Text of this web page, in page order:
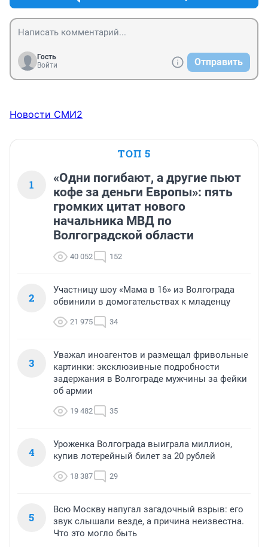
Гость
Войти
Отправить
Новости СМИ2
ТОП 5
1
«Одни погибают, а другие пьют
кофе за деньги Европы»: пять
громких цитат нового
начальника МВД по
Волгоградской области
40 052 152
2
Участницу шоу «Мама в 16» из Волгограда
обвинили в домогательствах к младенцу
21 975 34
3
Уважал иноагентов и размещал фривольные
картинки: эксклюзивные подробности
задержания в Волгограде мужчины за фейки
об армии
19 482 35
4
Уроженка Волгограда выиграла миллион,
купив лотерейный билет за 20 рублей
18 387 29
5
Всю Москву напугал загадочный взрыв: его
звук слышали везде, а причина неизвестна.
Что это могло быть